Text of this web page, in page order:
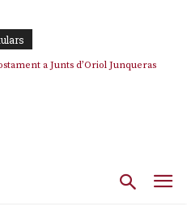
a Junts d’Oriol Junqueras